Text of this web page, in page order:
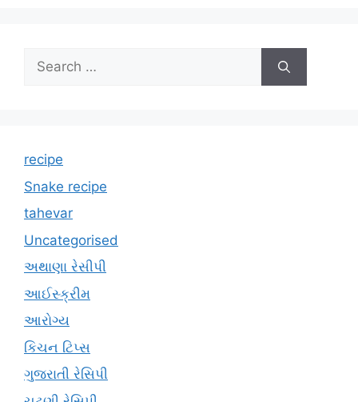
Search
for:
recipe
Snake recipe
tahevar
Uncategorised
અથાણા રેસીપી
આઈસ્ક્રીમ
આરોગ્ય
કિચન ટિપ્સ
ગુજરાતી રેસિપી